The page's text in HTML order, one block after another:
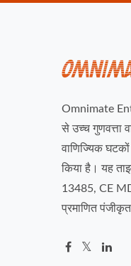
Omnimate
से उच्च गुणवत्ता
वाणिज्यिक घटकों
किया है। यह
13485, CE
प्रमाणित पंजीकृत